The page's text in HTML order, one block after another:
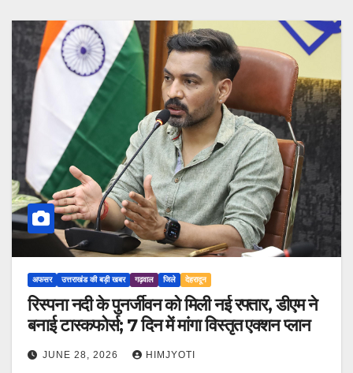
अफसर उत्तराखंड की बड़ी खबर गढ़वाल जिले देहरादून
रिस्पना नदी के पुनर्जीवन को मिली नई रफ्तार, डीएम ने
बनाई टास्कफोर्स; 7 दिन में मांगा विस्तृत एक्शन प्लान
JUNE 28, 2026 HIMJYOTI